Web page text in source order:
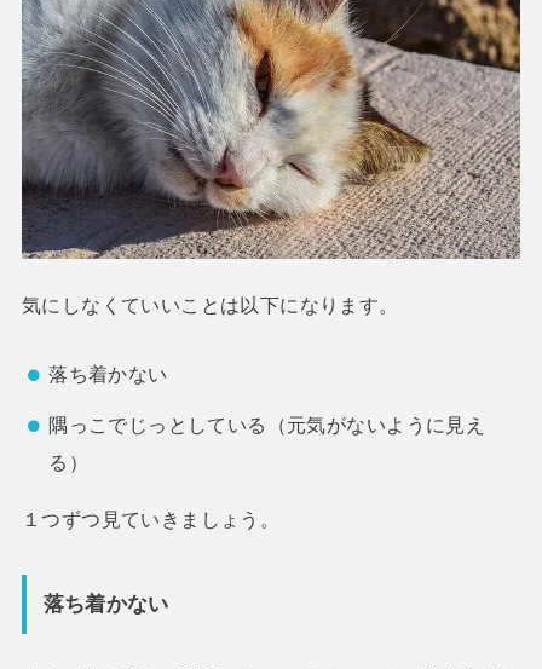
気にしなくていいことは以下になります。
落ち着かない
隅っこでじっとしている（元気がないように見え
る）
１つずつ見ていきましょう。
落ち着かない